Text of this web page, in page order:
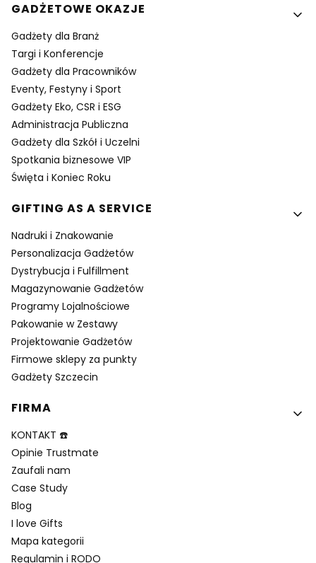
GADŻETOWE OKAZJE
Gadżety dla Branż
Targi i Konferencje
Gadżety dla Pracowników
Eventy, Festyny i Sport
Gadżety Eko, CSR i ESG
Administracja Publiczna
Gadżety dla Szkół i Uczelni
Spotkania biznesowe VIP
Święta i Koniec Roku
GIFTING AS A SERVICE
Nadruki i Znakowanie
Personalizacja Gadżetów
Dystrybucja i Fulfillment
Magazynowanie Gadżetów
Programy Lojalnościowe
Pakowanie w Zestawy
Projektowanie Gadżetów
Firmowe sklepy za punkty
Gadżety Szczecin
FIRMA
KONTAKT ☎️
Opinie Trustmate
Zaufali nam
Case Study
Blog
I love Gifts
Mapa kategorii
Regulamin i RODO